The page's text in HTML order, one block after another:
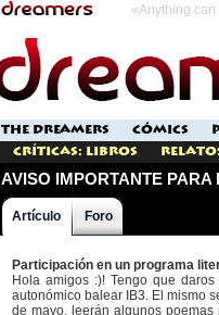
«Anything
THE DREAMERS CÓMICS
Críticas: Libros
AVISO IMPORTANTE PARA
Artículo Foro
Participación en un programa
Hola amigos :)! Tengo que
autonómico balear IB3. El mismo
de mayo, leerán algunos